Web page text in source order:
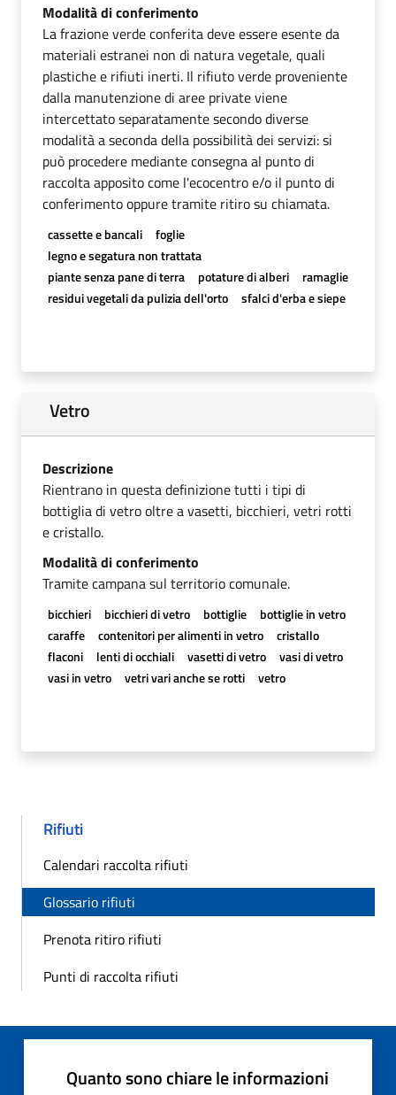
Modalità di conferimento
La frazione verde conferita deve essere esente da
materiali estranei non di natura vegetale, quali
plastiche e rifiuti inerti. Il rifiuto verde proveniente
dalla manutenzione di aree private viene
intercettato separatamente secondo diverse
modalità a seconda della possibilità dei servizi: si
può procedere mediante consegna al punto di
raccolta apposito come l'ecocentro e/o il punto di
conferimento oppure tramite ritiro su chiamata.
cassette e bancali
foglie
legno e segatura non trattata
piante senza pane di terra
potature di alberi
ramaglie
residui vegetali da pulizia dell'orto
sfalci d'erba e siepe
Vetro
Descrizione
Rientrano in questa definizione tutti i tipi di
bottiglia di vetro oltre a vasetti, bicchieri, vetri rotti
e cristallo.
Modalità di conferimento
Tramite campana sul territorio comunale.
bicchieri bicchieri di vetro bottiglie
bottiglie in vetro
caraffe
contenitori per alimenti in vetro
cristallo
flaconi
lenti di occhiali vasetti di vetro
vasi di vetro
vasi in vetro
vetri vari anche se rotti vetro
Rifiuti
Calendari raccolta rifiuti
Glossario rifiuti
Prenota ritiro rifiuti
Punti di raccolta rifiuti
Quanto sono chiare le informazioni